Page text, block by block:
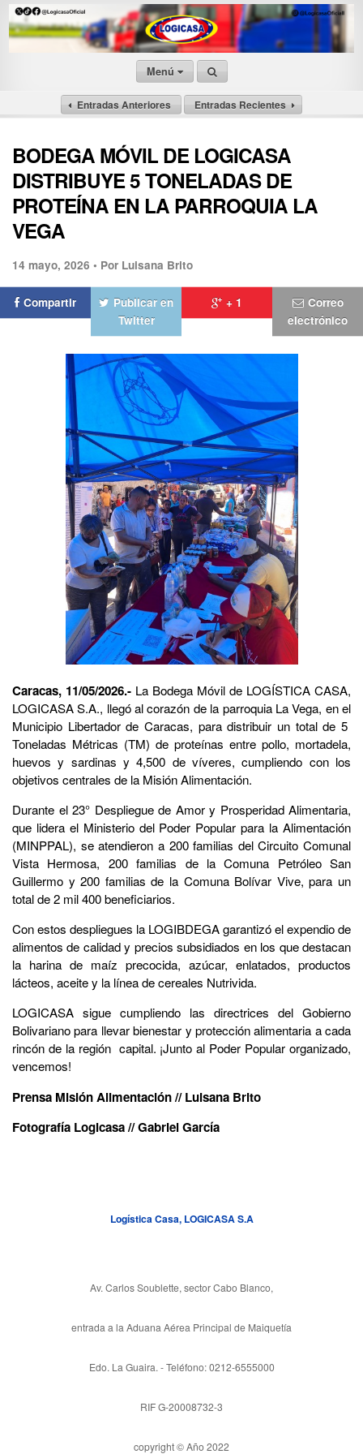
Menú
Entradas Anteriores Entradas Recientes
BODEGA MÓVIL DE LOGICASA
DISTRIBUYE 5 TONELADAS DE
PROTEÍNA EN LA PARROQUIA LA
VEGA
14 mayo, 2026 • Por Luisana Brito
Compartir
Publicar en
Twitter
+ 1
Correo
electrónico
Caracas, 11/05/2026.- La Bodega Móvil de LOGÍSTICA CASA,
LOGICASA S.A., llegó al corazón de la parroquia La Vega, en el
Municipio Libertador de Caracas, para distribuir un total de 5
Toneladas Métricas (TM) de proteínas entre pollo, mortadela,
huevos y sardinas y 4,500 de víveres, cumpliendo con los
objetivos centrales de la Misión Alimentación.
Durante el 23° Despliegue de Amor y Prosperidad Alimentaria,
que lidera el Ministerio del Poder Popular para la Alimentación
(MINPPAL), se atendieron a 200 familias del Circuito Comunal
Vista Hermosa, 200 familias de la Comuna Petróleo San
Guillermo y 200 familias de la Comuna Bolívar Vive, para un
total de 2 mil 400 beneficiarios.
Con estos despliegues la LOGIBDEGA garantizó el expendio de
alimentos de calidad y precios subsidiados en los que destacan
la harina de maíz precocida, azúcar, enlatados, productos
lácteos, aceite y la línea de cereales Nutrivida.
LOGICASA sigue cumpliendo las directrices del Gobierno
Bolivariano para llevar bienestar y protección alimentaria a cada
rincón de la región capital. ¡Junto al Poder Popular organizado,
vencemos!
Prensa Misión Alimentación // Luisana Brito
Fotografía Logicasa // Gabriel García
Logística Casa, LOGICASA S.A
Av. Carlos Soublette, sector Cabo Blanco,
entrada a la Aduana Aérea Principal de Maiquetía
Edo. La Guaira. - Teléfono: 0212-6555000
RIF G-20008732-3
copyright © Año 2022